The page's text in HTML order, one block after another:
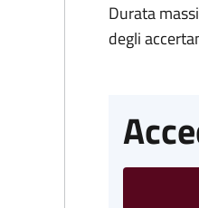
Durata
degli